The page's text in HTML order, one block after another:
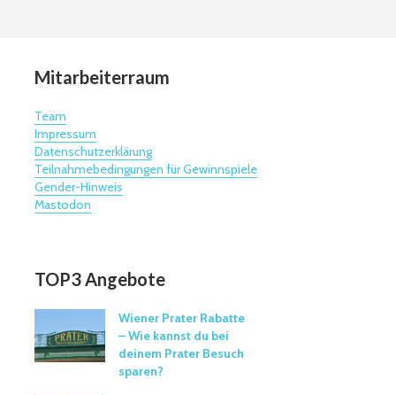
Mitarbeiterraum
Team
Impressum
Datenschutzerklärung
Teilnahmebedingungen für Gewinnspiele
Gender-Hinweis
Mastodon
TOP3 Angebote
Wiener Prater Rabatte
– Wie kannst du bei
deinem Prater Besuch
sparen?